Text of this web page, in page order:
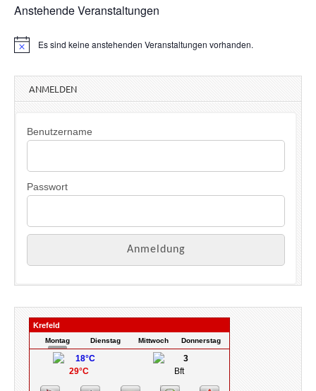
Anstehende Veranstaltungen
H
i
Es sind keine anstehenden Veranstaltungen vorhanden.
ANMELDEN
Benutzername
Passwort